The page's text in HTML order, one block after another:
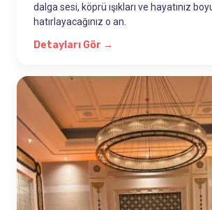
dalga sesi, köprü ışıkları ve hayatınız
hatırlayacağınız o an.
Detayları Gör →